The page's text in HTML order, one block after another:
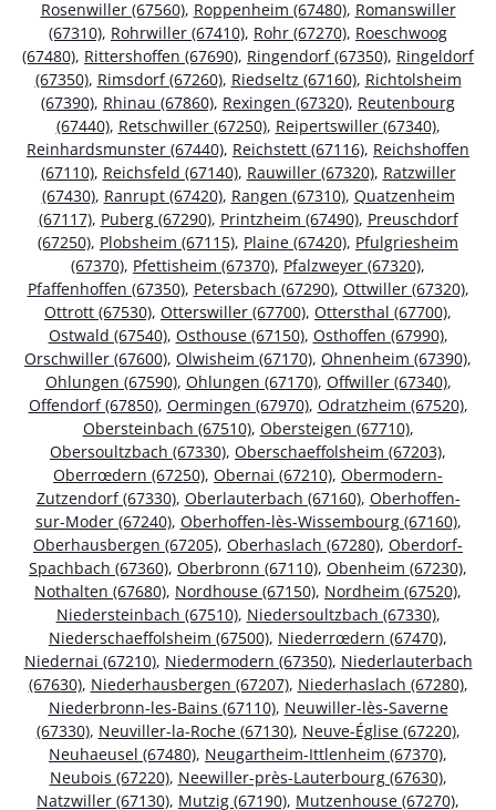
Rosenwiller (67560), Roppenheim (67480), Romanswiller
(67310), Rohrwiller (67410), Rohr (67270), Roeschwoog
(67480), Rittershoffen (67690), Ringendorf (67350), Ringeldorf
(67350), Rimsdorf (67260), Riedseltz (67160), Richtolsheim
(67390), Rhinau (67860), Rexingen (67320), Reutenbourg
(67440), Retschwiller (67250), Reipertswiller (67340),
Reinhardsmunster (67440), Reichstett (67116), Reichshoffen
(67110), Reichsfeld (67140), Rauwiller (67320), Ratzwiller
(67430), Ranrupt (67420), Rangen (67310), Quatzenheim
(67117), Puberg (67290), Printzheim (67490), Preuschdorf
(67250), Plobsheim (67115), Plaine (67420), Pfulgriesheim
(67370), Pfettisheim (67370), Pfalzweyer (67320),
Pfaffenhoffen (67350), Petersbach (67290), Ottwiller (67320),
Ottrott (67530), Otterswiller (67700), Ottersthal (67700),
Ostwald (67540), Osthouse (67150), Osthoffen (67990),
Orschwiller (67600), Olwisheim (67170), Ohnenheim (67390),
Ohlungen (67590), Ohlungen (67170), Offwiller (67340),
Offendorf (67850), Oermingen (67970), Odratzheim (67520),
Obersteinbach (67510), Obersteigen (67710),
Obersoultzbach (67330), Oberschaeffolsheim (67203),
Oberrœdern (67250), Obernai (67210), Obermodern-
Zutzendorf (67330), Oberlauterbach (67160), Oberhoffen-
sur-Moder (67240), Oberhoffen-lès-Wissembourg (67160),
Oberhausbergen (67205), Oberhaslach (67280), Oberdorf-
Spachbach (67360), Oberbronn (67110), Obenheim (67230),
Nothalten (67680), Nordhouse (67150), Nordheim (67520),
Niedersteinbach (67510), Niedersoultzbach (67330),
Niederschaeffolsheim (67500), Niederrœdern (67470),
Niedernai (67210), Niedermodern (67350), Niederlauterbach
(67630), Niederhausbergen (67207), Niederhaslach (67280),
Niederbronn-les-Bains (67110), Neuwiller-lès-Saverne
(67330), Neuviller-la-Roche (67130), Neuve-Église (67220),
Neuhaeusel (67480), Neugartheim-Ittlenheim (67370),
Neubois (67220), Neewiller-près-Lauterbourg (67630),
Natzwiller (67130), Mutzig (67190), Mutzenhouse (67270),